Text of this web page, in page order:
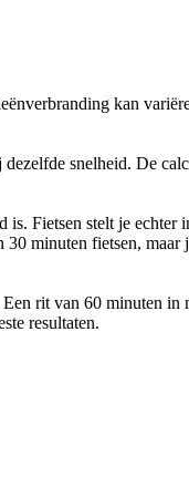
kan
snelheid. De
Fietsen stelt je echter
minuten fietsen,
rit van 60 minuten in
resultaten.